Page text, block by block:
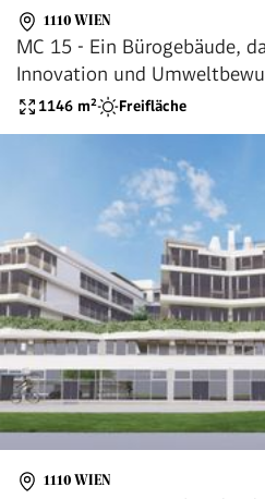
1110 WIEN
MC 15 - Ein Bürogebäude,
Innovation und
vereint.
1146 m² Freifläche
1110 WIEN